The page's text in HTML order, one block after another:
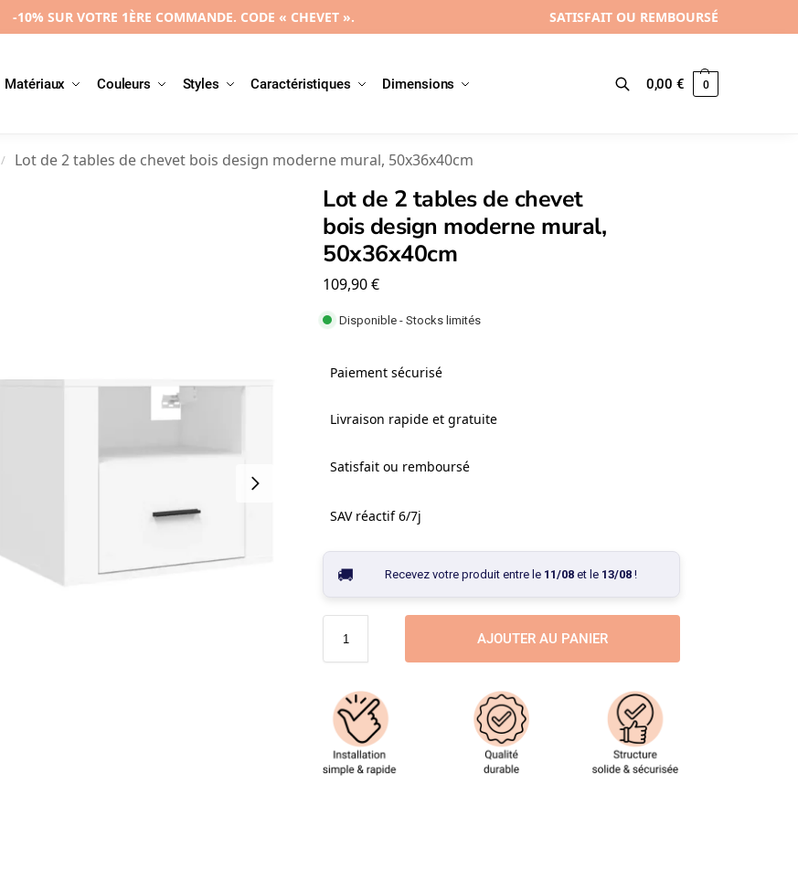
-10% SUR VOTRE 1ÈRE COMMANDE. CODE « CHEVET ». SATISFAIT OU REMBOURSÉ
Matériaux Couleurs Styles Caractéristiques Dimensions
Recherche 0,00€ 0
/ Lot de 2 tables de chevet bois design moderne mural, 50x36x40cm
Lot de 2 tables de chevet
bois design moderne mural,
50x36x40cm
109,90€
Disponible - Stocks limités
Paiement sécurisé
Livraison rapide et gratuite
Satisfait ou remboursé
SAV réactif 6/7j
Recevez votre produit entre le 11/08et le 13/08!
AJOUTER AU PANIER